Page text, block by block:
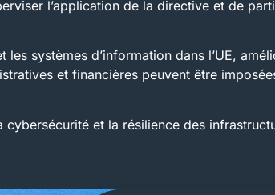
l’application de la directive et de
systèmes d’information dans l’UE,
et financières peuvent être
et la résilience des